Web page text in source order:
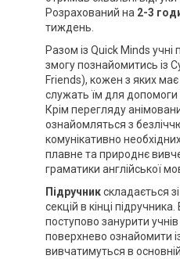
Розрахований на 2-3
тиждень.
Разом із Quick Minds
змогу познайомитись із
Friends), кожен з яких
служать їм для допомоги
Крім перегляду
ознайомляться з
комунікативно
плавне та природнє
граматики англійської
Підручникскладається
секцій в кінці
поступово занурити учнів
поверхнево ознайомити
вивчатимуться в основній